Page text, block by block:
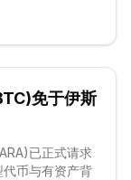
转账、消费支
我们查阅的公
特丹落下一枚
免于伊斯
已正式请求
币与有资产背